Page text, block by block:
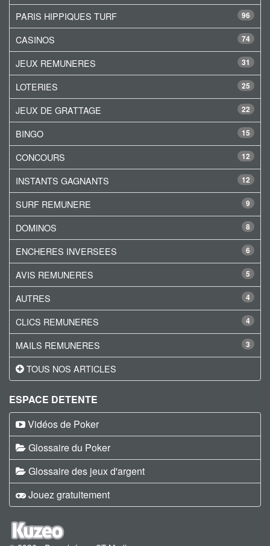
96
PARIS HIPPIQUES TURF
74
CASINOS
31
JEUX REMUNERES
25
LOTERIES
22
JEUX DE GRATTAGE
15
BINGO
12
CONCOURS
12
INSTANTS GAGNANTS
9
SURF REMUNERE
8
DOMINOS
6
ENCHERES INVERSEES
5
AVIS REMUNERES
4
AUTRES
4
CLICS REMUNERES
3
MAILS REMUNERES
TOUS NOS ARTICLES
ESPACE DETENTE
Vidéos de Poker
Glossaire du Poker
Glossaire des jeux d'argent
Jouez gratuitement